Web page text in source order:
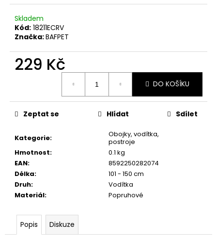
Skladem
Kód: 18211ECRV
Značka:BAFPET
229 Kč
DO KOŠÍKU
Kategorie:
Obojky, vodítka,
postroje
Hmotnost:
0.1 kg
EAN:
8592250282074
Délka:
101 - 150 cm
Druh:
Vodítka
Materiál: Popruhové
Zeptat se Hlídat Sdílet
Popis Diskuze
D
o
p
u
e
m
e
JOSICAT
KAPSIČKA
BEEF